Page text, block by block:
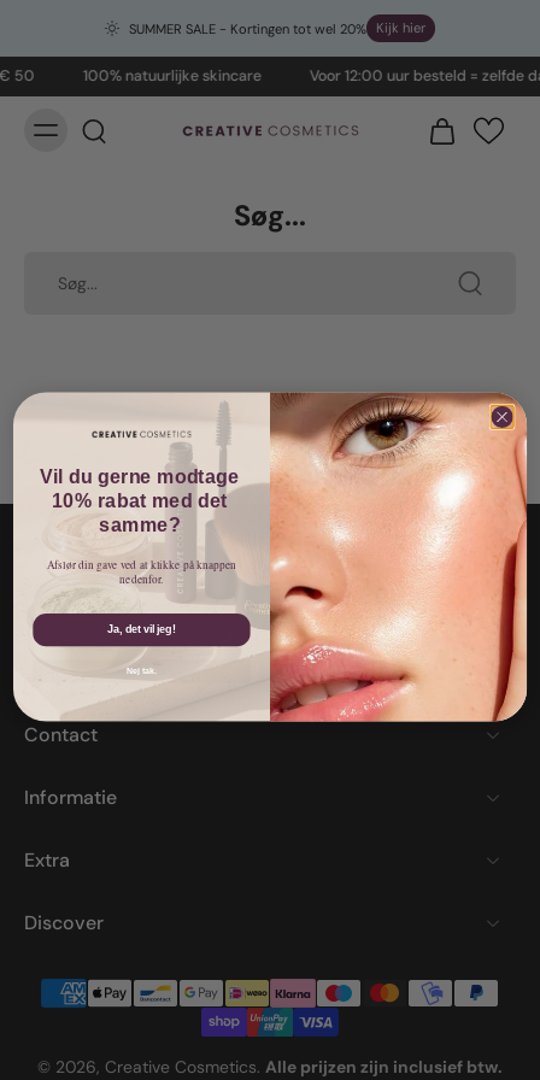
SUMMER SALE - Kortingen tot wel 20% Kijk hier
50 100% natuurlijke skincare Voor 12:00 uur besteld = zelfde
Søg...
Contact
Informatie
Extra
Discover
© 2026, Creative Cosmetics. Alle prijzen zijn inclusief btw.
Vil du gerne modtage
10% rabat med det
samme?
Afslør din gave ved at klikke på knappen
nedenfor.
Ja, det vil jeg!
Nej tak.